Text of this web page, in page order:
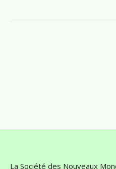
La Société des Nouveaux